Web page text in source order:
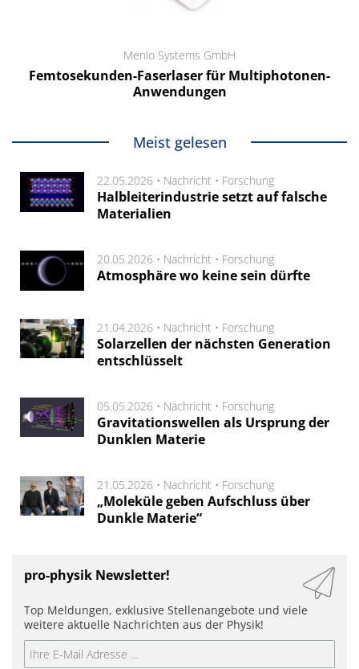
Menlo Systems GmbH
Femtosekunden-Faserlaser für Multiphotonen-
Anwendungen
Meist gelesen
22.05.2026 • Nachricht • Forschung
Halbleiterindustrie setzt auf falsche
Materialien
20.05.2026 • Nachricht • Forschung
Atmosphäre wo keine sein dürfte
21.04.2026 • Nachricht • Forschung
Solarzellen der nächsten Generation
entschlüsselt
05.05.2026 • Nachricht • Forschung
Gravitationswellen als Ursprung der
Dunklen Materie
21.05.2026 • Nachricht • Forschung
„Moleküle geben Aufschluss über
Dunkle Materie“
pro-physik Newsletter!
Top Meldungen, exklusive Stellenangebote und viele
weitere aktuelle Nachrichten aus der Physik!